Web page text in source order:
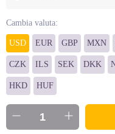
Cambia valuta:
USD EUR GBP MXN
CZK ILS SEK DKK
HKD HUF